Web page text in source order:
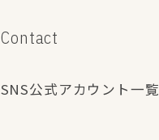
Contact
SNS公式アカウント一覧